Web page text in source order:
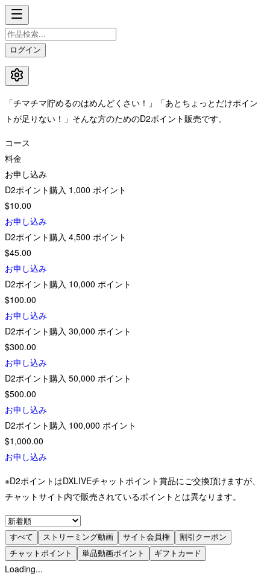
ログイン
「チマチマ貯めるのはめんどくさい！」「あとちょっとだけポイン
トが足りない！」そんな方のためのD2ポイント販売です。
コース
料金
お申し込み
D2ポイント購入 1,000 ポイント
$10.00
お申し込み
D2ポイント購入 4,500 ポイント
$45.00
お申し込み
D2ポイント購入 10,000 ポイント
$100.00
お申し込み
D2ポイント購入 30,000 ポイント
$300.00
お申し込み
D2ポイント購入 50,000 ポイント
$500.00
お申し込み
D2ポイント購入 100,000 ポイント
$1,000.00
お申し込み
※D2ポイントはDXLIVEチャットポイント賞品にご交換頂けますが、
チャットサイト内で販売されているポイントとは異なります。
すべて ストリーミング動画 サイト会員権
割引クーポン
チャットポイント
単品動画ポイント ギフトカード
Loading...